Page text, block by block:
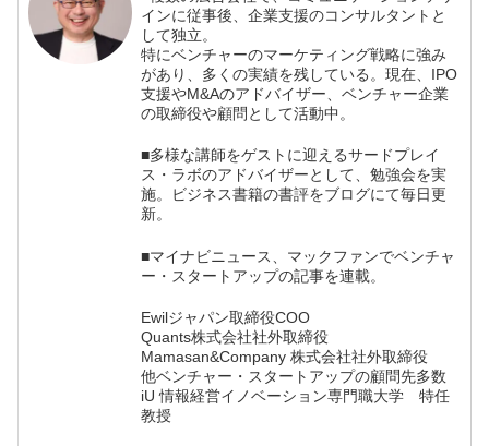
インに従事後、企業支援のコンサルタントと
して独立。
特にベンチャーのマーケティング戦略に強み
があり、多くの実績を残している。現在、IPO
支援やM&Aのアドバイザー、ベンチャー企業
の取締役や顧問として活動中。
■多様な講師をゲストに迎えるサードプレイ
ス・ラボのアドバイザーとして、勉強会を実
施。ビジネス書籍の書評をブログにて毎日更
新。
■マイナビニュース、マックファンでベンチャ
ー・スタートアップの記事を連載。
Ewilジャパン取締役COO
Quants株式会社社外取締役
Mamasan&Company 株式会社社外取締役
他ベンチャー・スタートアップの顧問先多数
iU 情報経営イノベーション専門職大学 特任
教授